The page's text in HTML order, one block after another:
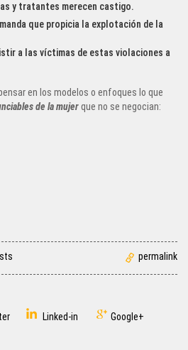
y tratantes merecen castigo.
que propicia la explotación de la
a las víctimas de estas violaciones a
en los modelos o enfoques lo que
de la mujerque no se negocian:
permalink
Linked-in
Google+